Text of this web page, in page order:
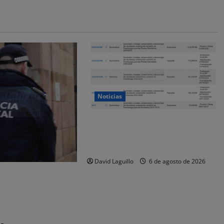
Noticias
David Laguillo 6 de agosto de 2026